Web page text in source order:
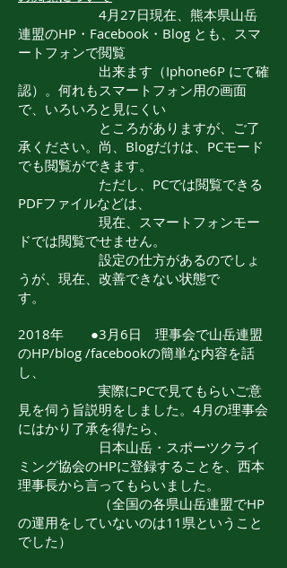
4月27日現在、熊本県山岳
連盟のHP・Facebook・Blog とも、スマ
ートフォンで閲覧
出来ます（Iphone6P にて確
認）。何れもスマートフォン用の画面
で、いろいろと見にくい
ところがありますが、ご了
承ください。尚、Blogだけは、PCモード
でも閲覧ができます。
ただし、PCでは閲覧できる
PDFファイルなどは、
現在、スマートフォンモー
ドでは閲覧でせません。
設定の仕方があるのでしょ
うが、現在、改善できない状態で
す。
2018年 ●3月6日 理事会で山岳連盟
のHP/blog /facebookの簡単な内容を話
し、
実際にPCで見てもらいご意
見を伺う旨説明をしました。4月の理事会
にはかり了承を得たら、
日本山岳・スポーツクライ
ミング協会のHPに登録することを、西本
理事長から言ってもらいました。
（全国の各県山岳連盟でHP
の運用をしていないのは11県ということ
でした）